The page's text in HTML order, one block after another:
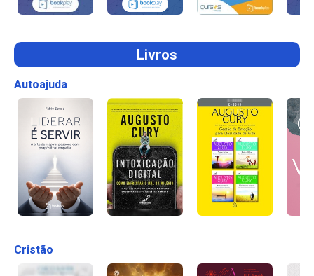
Livros
Autoajuda
Cristão